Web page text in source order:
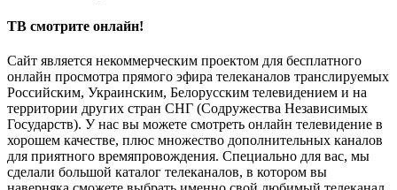
ТВ смотрите онлайн!
Сайт является некоммерческим проектом для бесплатного
онлайн просмотра прямого эфира телеканалов транслируемых
Российским, Украинским, Белорусским телевидением и на
территории других стран СНГ (Содружества Независимых
Государств). У нас вы можете смотреть онлайн телевидение в
хорошем качестве, плюс множество дополнительных каналов
для приятного времяпровождения. Специально для вас, мы
сделали большой каталог телеканалов, в котором вы